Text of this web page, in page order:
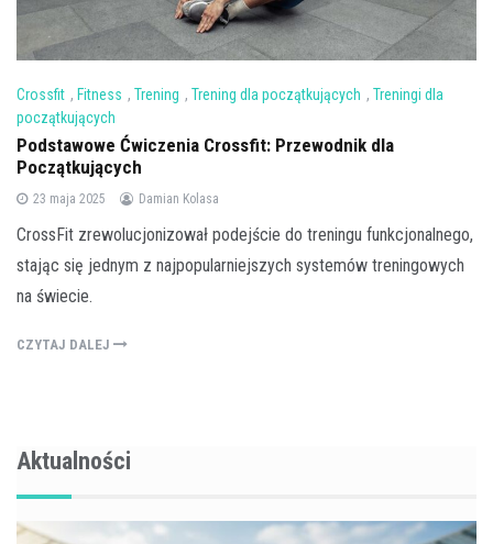
Crossfit , Fitness , Trening , Trening dla początkujących , Treningi dla
początkujących
Podstawowe Ćwiczenia Crossfit: Przewodnik dla
Początkujących
23 maja 2025 Damian Kolasa
CrossFit zrewolucjonizował podejście do treningu funkcjonalnego,
stając się jednym z najpopularniejszych systemów treningowych
na świecie.
CZYTAJ DALEJ
Aktualności